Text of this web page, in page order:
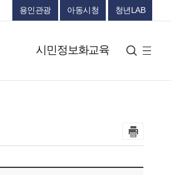
용인관광 아동시청 청년LAB
시민정보화교육 검색
사
트